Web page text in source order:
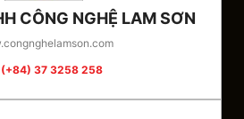
CÔNG NGHỆ LAM SƠN
(+84) 37 3258 258